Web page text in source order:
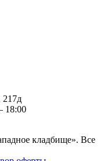
217д
кладбище». Все